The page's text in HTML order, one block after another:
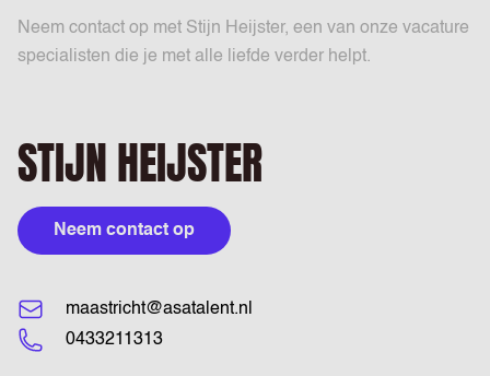
Neem contact op met Stijn Heijster, een van onze vacature
specialisten die je met alle liefde verder helpt.
STIJN HEIJSTER
Neem contact op
maastricht@asatalent.nl
0433211313